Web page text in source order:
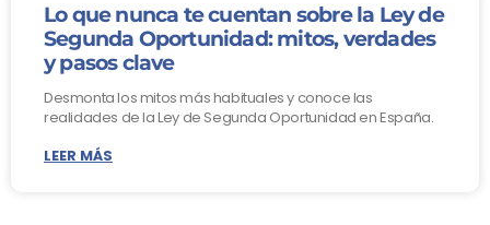
Lo que nunca te cuentan sobre la Ley de
Segunda Oportunidad: mitos, verdades
y pasos clave
Desmonta los mitos más habituales y conoce las
realidades de la Ley de Segunda Oportunidad en España.
LEER MÁS